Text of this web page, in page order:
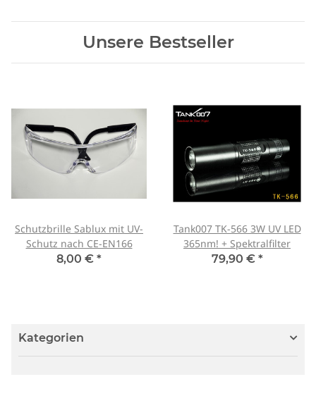
Unsere Bestseller
Schutzbrille Sablux mit UV-
Schutz nach CE-EN166
8,00 € *
Tank007 TK-566 3W UV LED
365nm! + Spektralfilter
79,90 € *
Kategorien